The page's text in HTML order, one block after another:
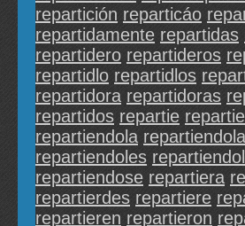
repartición reparticáo
repartidamente repartidas
repartidero repartideros
repartidlo repartidlos
repartidora repartidoras
repartidos repartie
repartiendola
repartiendoles
repartiendose repartiera
repartierdes repartiere
repartieren repartieron